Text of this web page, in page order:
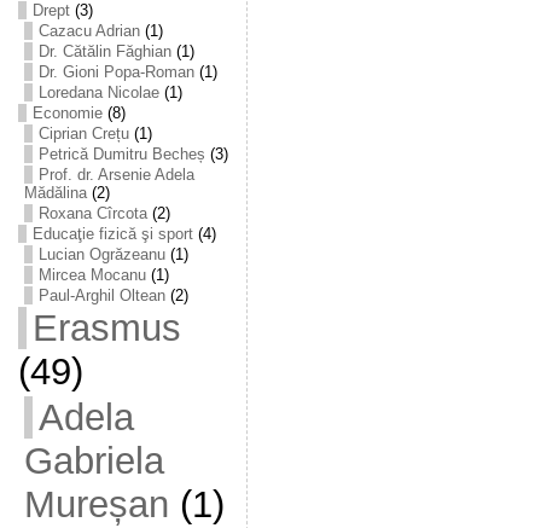
Drept(3)
Cazacu Adrian(1)
Dr. Cătălin Făghian(1)
Dr. Gioni Popa-Roman(1)
Loredana Nicolae(1)
Economie(8)
Ciprian Crețu(1)
Petrică Dumitru Becheș (3)
Prof. dr. Arsenie Adela
Mădălina(2)
Roxana Cîrcota(2)
Educaţie fizică şi sport(4)
Lucian Ogrăzeanu(1)
Mircea Mocanu(1)
Paul-Arghil Oltean(2)
Erasmus
(49)
Adela
Gabriela
Mureșan (1)